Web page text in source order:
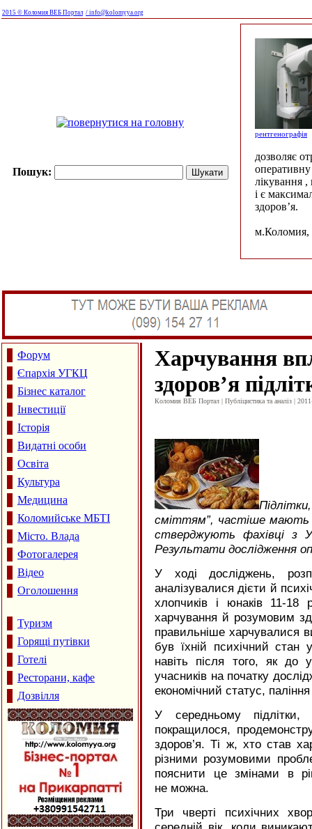
2015 © Коломия ВЕБ Портал / info@kolomyya.org
Пошук:
рентгенографія
дозволяє
лікування ,
і є
здоров’я.
м.Коломия,
Форум
Єпархія УГКЦ
Бізнес каталог
Інвестиції
Історія
Видатні особи
Освіта
Культура
Медицина
Коломийське МБТІ
Місто. Влада
Фотогалерея
Відео
Оголошення
Туризм
Горящі путівки
Готелі
Ресторани, кафе
Дозвілля
Харчування
здоров’я
Коломия ВЕБ Портал | Публіцистика та аналіз |
сміттям”, частіше мають
стверджують фахівці з
Результати дослідження
У ході досліджень,
аналізувалися дієти й
хлопчиків і юнаків 11-
харчування й розумовим
правильніше харчувалися
був їхній психічний стан
навіть після того, як до
учасників на початку
економічний статус,
У середньому
покращилося,
здоров’я. Ті ж, хто став
різними розумовими
пояснити це змінами в
не можна.
Три чверті психічних